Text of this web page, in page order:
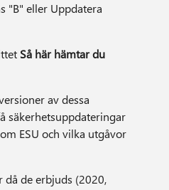
"B" eller Uppdatera
Så här hämtar du
av dessa
säkerhetsuppdateringar
ESU och vilka utgåvor
då de erbjuds (2020,